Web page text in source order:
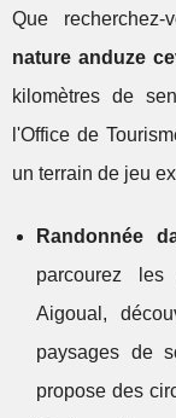
Que
nature anduze
kilomètres de
l'Office de
un terrain de jeu
Randonnée
parcourez
Aigoual,
paysages de
propose des